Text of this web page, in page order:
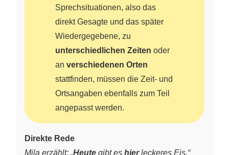
Sprechsituationen, also das
direkt Gesagte und das später
Wiedergegebene, zu
unterschiedlichen Zeiten oder
an verschiedenen Orten
stattfinden, müssen die Zeit- und
Ortsangaben ebenfalls zum Teil
angepasst werden.
Direkte Rede
Mila erzählt: „Heute gibt es hierleckeres Eis.“